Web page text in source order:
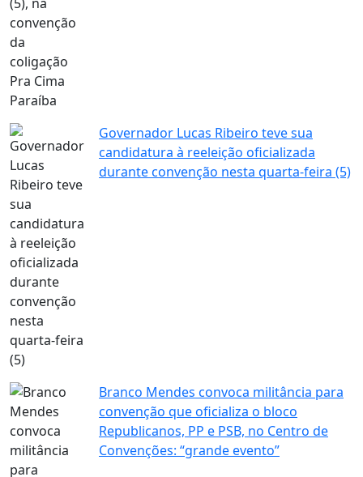
Governador Lucas Ribeiro teve sua
candidatura à reeleição oficializada
durante convenção nesta quarta-feira (5)
Branco Mendes convoca militância para
convenção que oficializa o bloco
Republicanos, PP e PSB, no Centro de
Convenções: “grande evento”